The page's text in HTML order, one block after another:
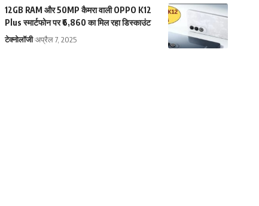
12GB RAM और 50MP कैमरा वाली OPPO K12
Plus स्मार्टफोन पर ₹6,860 का मिल रहा डिस्काउंट
टेक्नोलॉजी अप्रैल 7, 2025